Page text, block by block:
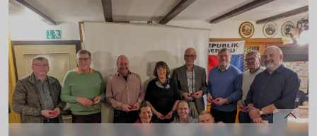
mehr erfahren